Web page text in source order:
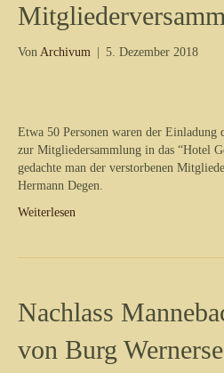
Von Archivum 5. Dezember 2018
Etwa 50 Personen waren der Einladung
zur Mitgliedersammlung in das “Hotel
gedachte man der verstorbenen
Hermann Degen.
Weiterlesen
Nachlass
von Burg